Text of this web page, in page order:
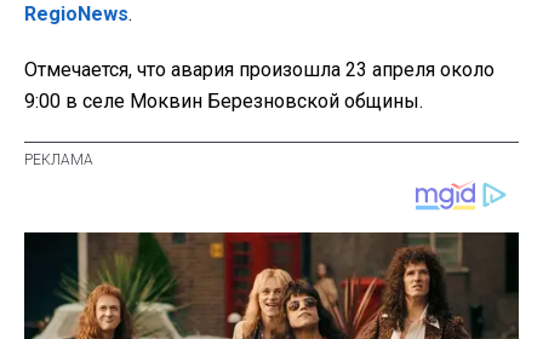
RegioNews.
Отмечается, что авария произошла 23 апреля около
9:00 в селе Моквин Березновской общины.